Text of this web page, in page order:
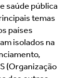
saúde pública
temas
países
isolados na
(Organização